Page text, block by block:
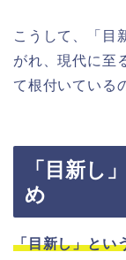
こうして、「目
がれ、現代に至
て根付いている
「目新し
め
「目新し」とい